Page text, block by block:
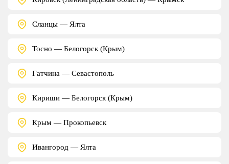
Сланцы — Ялта
Тосно — Белогорск (Крым)
Гатчина — Севастополь
Кириши — Белогорск (Крым)
Крым — Прокопьевск
Ивангород — Ялта